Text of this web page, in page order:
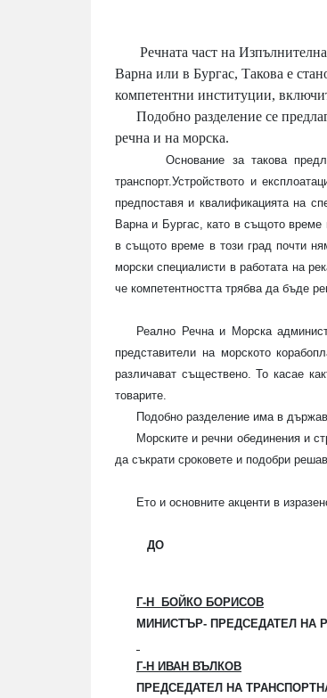
Речната част на
Варна или в Бургас, Такова е
компетентни институции,
Подобно разделение се
речна и на морска.
Основание за такова
транспорт.Устройството и
предпоставя и квалификацията на
Варна и Бургас, като в същото време
в същото време в този град почти
морски специалисти в работата на
че компетентността трябва да бъде
Реално Речна и Морска
представители на морското
различават съществено. То касае
товарите.
Подобно разделение има в
Морските и речни обединения и
да съкрати сроковете и подобри
Ето и основните акценти в
ДО
Г-Н
БОЙКО БОРИСОВ
МИНИСТЪР- ПРЕДСЕДАТЕЛ НА
Г-Н ИВАН ВЪЛКОВ
ПРЕДСЕДАТЕЛ НА